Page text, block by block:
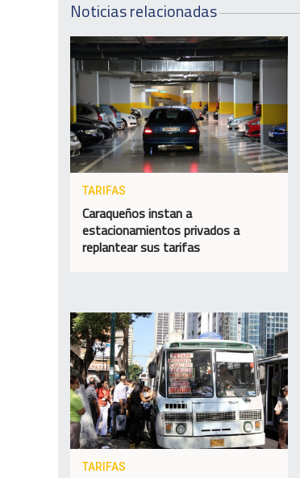
Noticias relacionadas
TARIFAS
Caraqueños instan a
estacionamientos privados a
replantear sus tarifas
TARIFAS